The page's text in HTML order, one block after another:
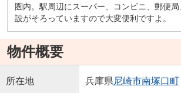
圏内。駅周辺にスーパー、コンビニ、郵便
設がそろっていますので大変便利ですよ。
物件概要
所在地 兵庫県尼崎市南塚口町